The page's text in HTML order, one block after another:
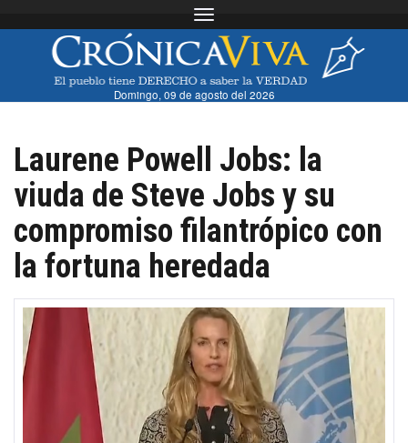
Toggle navigation
Domingo, 09 de agosto del 2026
Laurene Powell Jobs: la
viuda de Steve Jobs y su
compromiso filantrópico con
la fortuna heredada